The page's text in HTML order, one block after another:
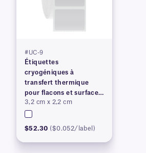
#UC-9
Étiquettes
cryogéniques à
transfert thermique
pour flacons et surfaces
congelés
3,2 cm x 2,2 cm
$52.30 ($0.052/label)